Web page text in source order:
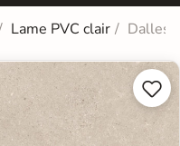
Lame PVC clair Dalles

